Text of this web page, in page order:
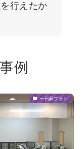
行えたか
例
一日葬プラン